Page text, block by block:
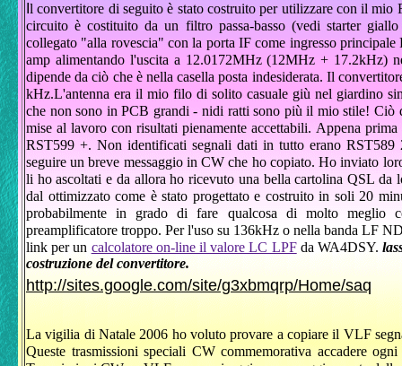
l convertitore di seguito è stato costruito per utilizzare con il
circuito è costituito da un filtro passa-basso (vedi starter
collegato "alla rovescia" con la porta IF come ingresso
amp alimentando l'uscita a 12.0172MHz (12MHz + 17.2kHz)
dipende da ciò che è nella casella posta indesiderata. Il
kHz.L'antenna era il mio filo di solito casuale giù nel giardino
che non sono in PCB grandi - nidi ratti sono più il mio stile! Ciò
mise al lavoro con risultati pienamente accettabili. Appena
RST599 +. Non identificati segnali dati in tutto erano RST589
seguire un breve messaggio in CW che ho copiato. Ho inviato
li ho ascoltati e da allora ho ricevuto una bella cartolina QSL da
dal ottimizzato come è stato progettato e costruito in soli 20
probabilmente in grado di fare qualcosa di molto meglio
preamplificatore troppo. Per l'uso su 136kHz o nella banda LF
link per un calcolatore on-line il valore LC LPF da WA4DSY.
costruzione del convertitore.
http://sites.google.com/site/g3xbmqrp/Home/saq
La vigilia di Natale 2006 ho voluto provare a copiare il VLF
Queste trasmissioni speciali CW commemorativa accadere